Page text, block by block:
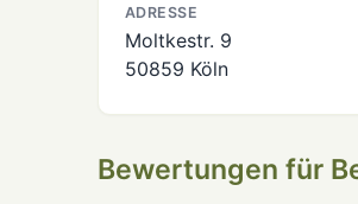
ADRESSE
Moltkestr. 9
50859 Köln
Bewertungen für